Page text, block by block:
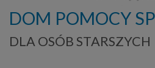
DOM POMOCY
DLA OSÓB STARSZYCH